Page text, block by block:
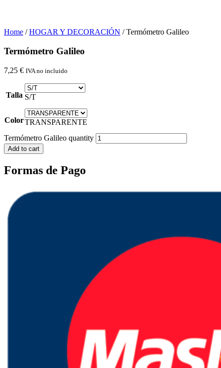
Home /HOGAR Y DECORACIÓN / Termómetro Galileo
Termómetro Galileo
7,25 € IVA no incluido
Talla S/T
ColorTRANSPARENTE
Termómetro Galileo quantity
Add to cart
Formas de Pago